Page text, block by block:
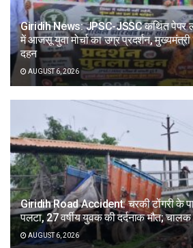
Giridih News: JPSC-JSSC कथित पेपर
में आजसू युवा मोर्चा का उग्र प्रदर्शन,
दहन
AUGUST 6, 2026
Giridih Road Accident: चरकी टोंगरी के
पलटा, 27 वर्षीय युवक की दर्दनाक मौत;
AUGUST 6, 2026